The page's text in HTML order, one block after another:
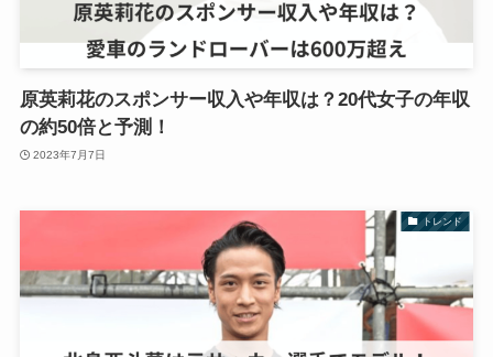
原英莉花のスポンサー収入や年収は？20代女子の年収
の約50倍と予測！
2023年7月7日
トレンド